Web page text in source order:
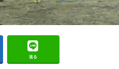
送る